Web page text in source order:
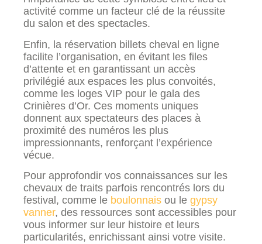
activité comme un facteur clé de la réussite
du salon et des spectacles.
Enfin, la réservation billets cheval en ligne
facilite l’organisation, en évitant les files
d’attente et en garantissant un accès
privilégié aux espaces les plus convoités,
comme les loges VIP pour le gala des
Crinières d’Or. Ces moments uniques
donnent aux spectateurs des places à
proximité des numéros les plus
impressionnants, renforçant l’expérience
vécue.
Pour approfondir vos connaissances sur les
chevaux de traits parfois rencontrés lors du
festival, comme le boulonnais ou le gypsy
vanner, des ressources sont accessibles pour
vous informer sur leur histoire et leurs
particularités, enrichissant ainsi votre visite.